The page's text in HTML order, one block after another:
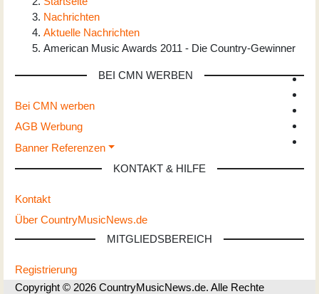
Nachrichten
Aktuelle Nachrichten
American Music Awards 2011 - Die Country-Gewinner
BEI CMN WERBEN
Bei CMN werben
AGB Werbung
Banner Referenzen
KONTAKT & HILFE
Kontakt
Über CountryMusicNews.de
MITGLIEDSBEREICH
Registrierung
Copyright © 2026 CountryMusicNews.de. Alle Rechte